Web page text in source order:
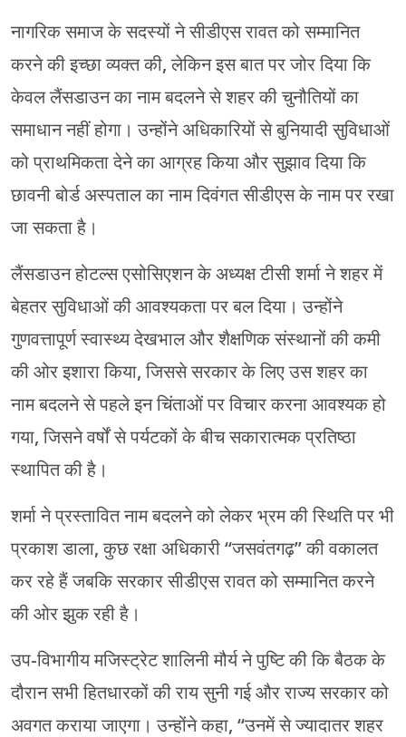
नागरिक समाज के सदस्यों ने सीडीएस रावत को सम्मानित
करने की इच्छा व्यक्त की, लेकिन इस बात पर जोर दिया कि
केवल लैंसडाउन का नाम बदलने से शहर की चुनौतियों का
समाधान नहीं होगा। उन्होंने अधिकारियों से बुनियादी सुविधाओं
को प्राथमिकता देने का आग्रह किया और सुझाव दिया कि
छावनी बोर्ड अस्पताल का नाम दिवंगत सीडीएस के नाम पर रखा
जा सकता है।
लैंसडाउन होटल्स एसोसिएशन के अध्यक्ष टीसी शर्मा ने शहर में
बेहतर सुविधाओं की आवश्यकता पर बल दिया। उन्होंने
गुणवत्तापूर्ण स्वास्थ्य देखभाल और शैक्षणिक संस्थानों की कमी
की ओर इशारा किया, जिससे सरकार के लिए उस शहर का
नाम बदलने से पहले इन चिंताओं पर विचार करना आवश्यक हो
गया, जिसने वर्षों से पर्यटकों के बीच सकारात्मक प्रतिष्ठा
स्थापित की है।
शर्मा ने प्रस्तावित नाम बदलने को लेकर भ्रम की स्थिति पर भी
प्रकाश डाला, कुछ रक्षा अधिकारी “जसवंतगढ़” की वकालत
कर रहे हैं जबकि सरकार सीडीएस रावत को सम्मानित करने
की ओर झुक रही है।
उप-विभागीय मजिस्ट्रेट शालिनी मौर्य ने पुष्टि की कि बैठक के
दौरान सभी हितधारकों की राय सुनी गई और राज्य सरकार को
अवगत कराया जाएगा। उन्होंने कहा, “उनमें से ज्यादातर शहर